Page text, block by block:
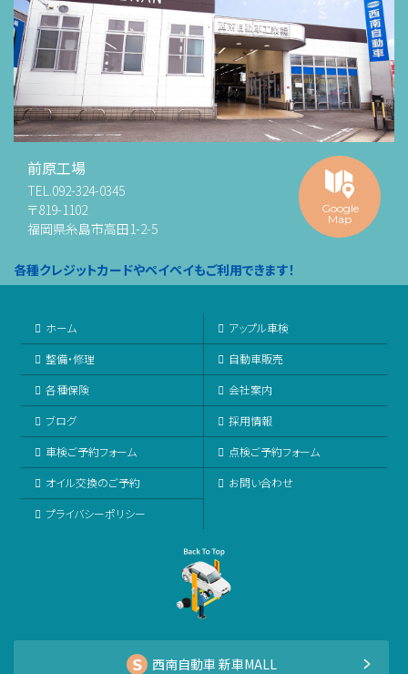
前原工場
TEL.092-324-0345
〒819-1102
福岡県糸島市高田1-2-5
Google
Map
各種クレジットカードやペイペイもご利用できます！
ホーム
アップル車検
整備・修理
自動車販売
各種保険
会社案内
ブログ
採用情報
車検ご予約フォーム
点検ご予約フォーム
オイル交換のご予約
お問い合わせ
プライバシーポリシー
西南自動車 新車MALL